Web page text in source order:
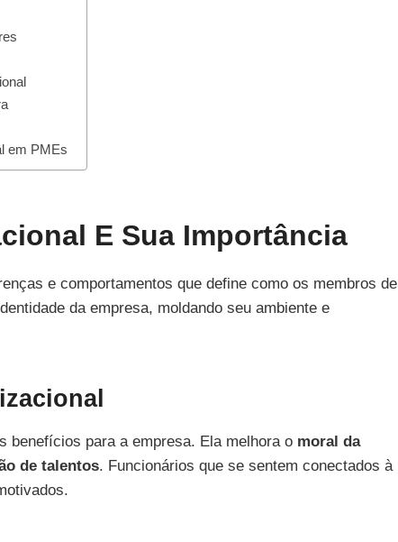
em PMEs
E Sua Importância
e comportamentos que define como os membros de
da empresa, moldando seu ambiente e
benefícios para a empresa. Ela melhora o moral da
de talentos. Funcionários que se sentem conectados à